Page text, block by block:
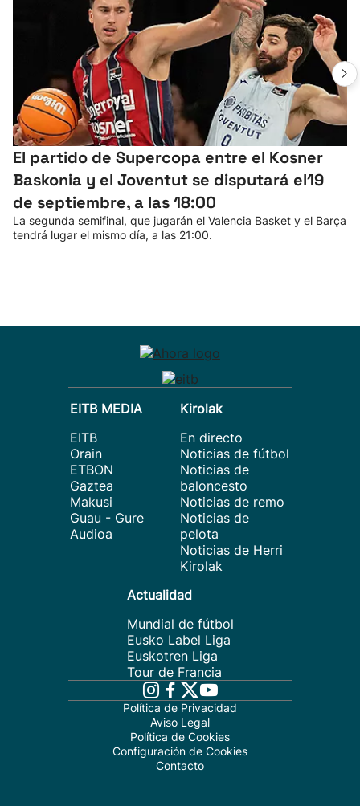
El partido de Supercopa entre el Kosner
Baskonia y el Joventut se disputará el19
de septiembre, a las 18:00
La segunda semifinal, que jugarán el Valencia Basket y el Barça
tendrá lugar el mismo día, a las 21:00.
EITB MEDIA
EITB
Orain
ETBON
Gaztea
Makusi
Guau - Gure
Audioa
Kirolak
En directo
Noticias de fútbol
Noticias de
baloncesto
Noticias de remo
Noticias de
pelota
Noticias de Herri
Kirolak
Actualidad
Mundial de fútbol
Eusko Label Liga
Euskotren Liga
Tour de Francia
Política de Privacidad
Aviso Legal
Política de Cookies
Configuración de Cookies
Contacto